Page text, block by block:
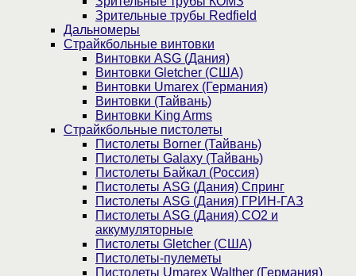
Зрительные трубы Redfield
Дальномеры
Страйкбольные винтовки
Винтовки ASG (Дания)
Винтовки Gletcher (США)
Винтовки Umarex (Германия)
Винтовки (Тайвань)
Винтовки King Arms
Страйкбольные пистолеты
Пистолеты Borner (Тайвань)
Пистолеты Galaxy (Тайвань)
Пистолеты Байкал (Россия)
Пистолеты ASG (Дания) Спринг
Пистолеты ASG (Дания) ГРИН-ГАЗ
Пистолеты ASG (Дания) CO2 и
аккумуляторные
Пистолеты Gletcher (США)
Пистолеты-пулеметы
Пистолеты Umarex Walther (Германия)